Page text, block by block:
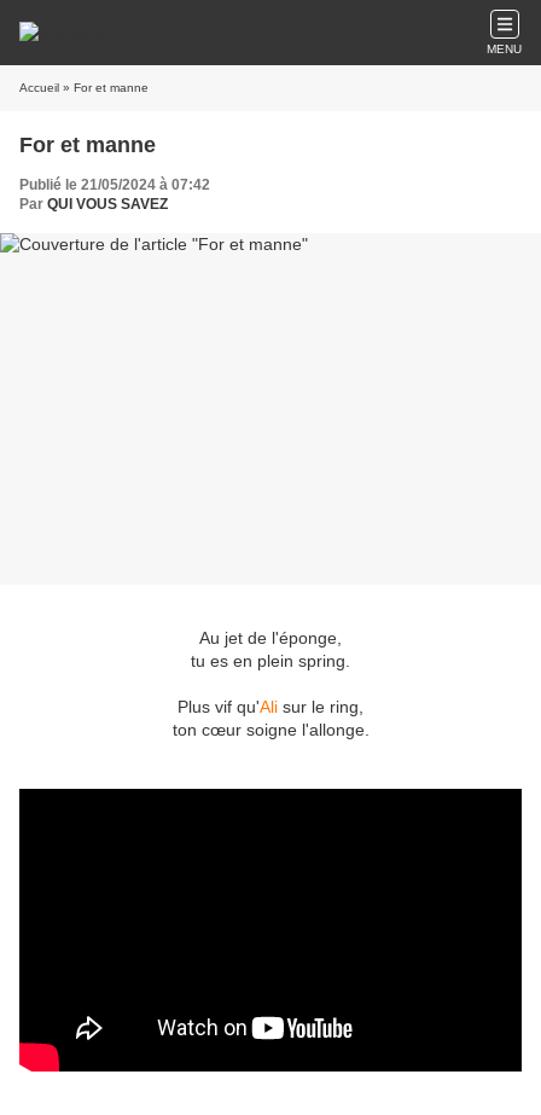
MENU
Accueil » For et manne
For et manne
Publié le 21/05/2024 à 07:42
Par QUI VOUS SAVEZ
Au jet de l'éponge,
tu es en plein spring.
Plus vif qu'Ali sur le ring,
ton cœur soigne l'allonge.